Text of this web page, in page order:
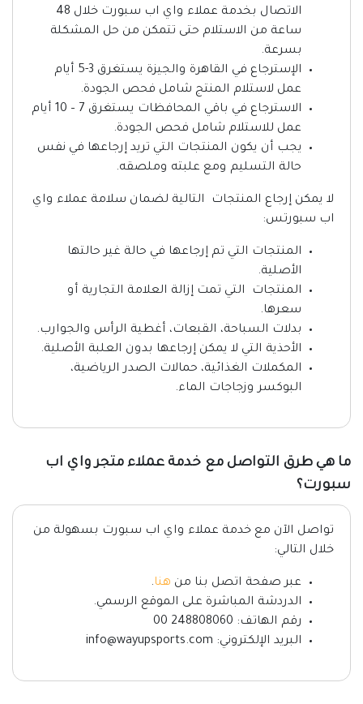
الاتصال بخدمة عملاء واي اب سبورت خلال 48
ساعة من الاستلام حتى تتمكن من حل المشكلة
بسرعة.
الإسترجاع في القاهرة والجيزة يستغرق 3-5 أيام
عمل لاستلام المنتج شامل فحص الجودة.
الاسترجاع في باقي المحافظات يستغرق 7 – 10 أيام
عمل للاستلام شامل فحص الجودة.
يجب أن يكون المنتجات التي تريد إرجاعها في نفس
حالة التسليم ومع علبته وملصقه.
لا يمكن إرجاع المنتجات التالية لضمان سلامة عملاء واي
اب سبورتس:
المنتجات التي تم إرجاعها في حالة غير حالتها
الأصلية.
المنتجات التي تمت إزالة العلامة التجارية أو
سعرها.
بدلات السباحة، القبعات، أغطية الرأس والجوارب.
الأحذية التي لا يمكن إرجاعها بدون العلبة الأصلية.
المكملات الغذائية، حمالات الصدر الرياضية،
البوكسر وزجاجات الماء.
ما هي طرق التواصل مع خدمة عملاء متجر واي اب
سبورت؟
تواصل الآن مع خدمة عملاء واي اب سبورت بسهولة من
خلال التالي:
عبر صفحة اتصل بنا من هنا.
الدردشة المباشرة على الموقع الرسمي.
رقم الهاتف: ‎00 248808060
البريد الإلكتروني: info@wayupsports.com